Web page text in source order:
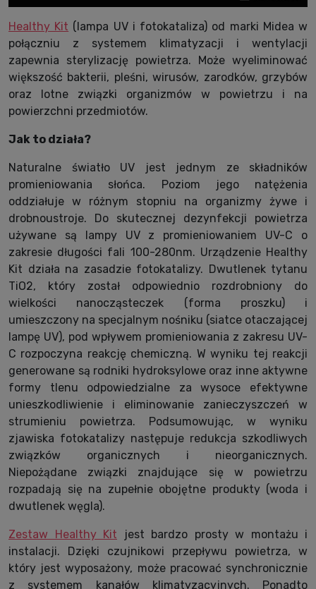
Healthy Kit (lampa UV i fotokataliza) od marki Midea w
połączniu z systemem klimatyzacji i wentylacji
zapewnia sterylizację powietrza. Może wyeliminować
większość bakterii, pleśni, wirusów, zarodków, grzybów
oraz lotne związki organizmów w powietrzu i na
powierzchni przedmiotów.
Jak to działa?
Naturalne światło UV jest jednym ze składników
promieniowania słońca. Poziom jego natężenia
oddziałuje w różnym stopniu na organizmy żywe i
drobnoustroje. Do skutecznej dezynfekcji powietrza
używane są lampy UV z promieniowaniem UV-C o
zakresie długości fali 100-280nm. Urządzenie Healthy
Kit działa na zasadzie fotokatalizy. Dwutlenek tytanu
TiO2, który został odpowiednio rozdrobniony do
wielkości nanocząsteczek (forma proszku) i
umieszczony na specjalnym nośniku (siatce otaczającej
lampę UV), pod wpływem promieniowania z zakresu UV-
C rozpoczyna reakcję chemiczną. W wyniku tej reakcji
generowane są rodniki hydroksylowe oraz inne aktywne
formy tlenu odpowiedzialne za wysoce efektywne
unieszkodliwienie i eliminowanie zanieczyszczeń w
strumieniu powietrza. Podsumowując, w wyniku
zjawiska fotokatalizy następuje redukcja szkodliwych
związków organicznych i nieorganicznych.
Niepożądane związki znajdujące się w powietrzu
rozpadają się na zupełnie obojętne produkty (woda i
dwutlenek węgla).
Zestaw Healthy Kit jest bardzo prosty w montażu i
instalacji. Dzięki czujnikowi przepływu powietrza, w
który jest wyposażony, może pracować synchronicznie
z systemem kanałów klimatyzacyjnych. Ponadto